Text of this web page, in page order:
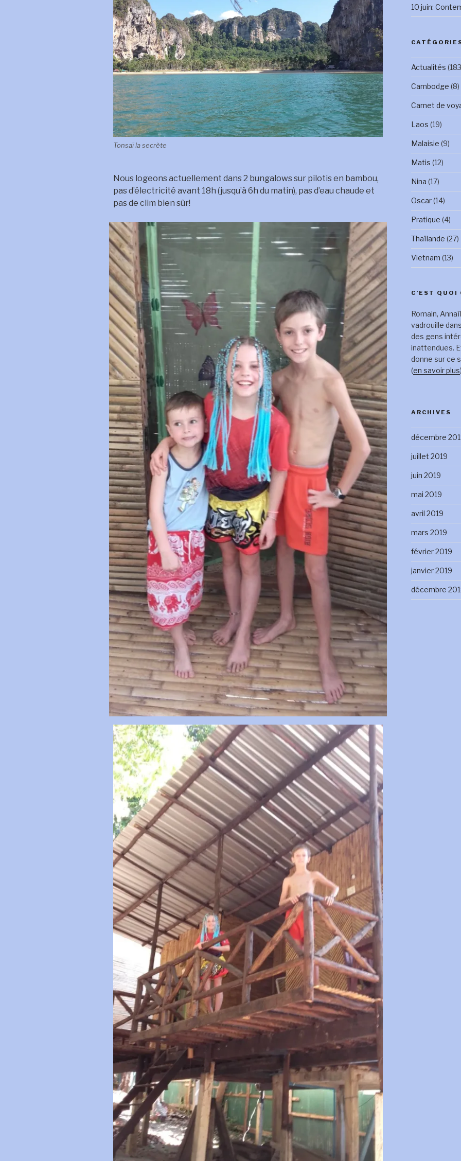
Tonsaï la secrète
Nous logeons actuellement dans 2 bungalows sur pilotis en bambou,
pas d’électricité avant 18h (jusqu’à 6h du matin), pas d’eau chaude et
pas de clim bien sûr!
10 juin:
Actualités
Cambodge (8)
Carnet de
Laos (19)
Malaisie (9)
Matis (12)
Nina (17)
Oscar(14)
Pratique (4)
Thaïlande (27)
Vietnam (13)
C’EST QUOI
Romain,
vadrouille
des gens
inattendues.
donne sur ce
(en savoir plus
ARCHIVES
décembre
juillet 2019
juin 2019
mai 2019
avril 2019
mars 2019
février 2019
janvier 2019
décembre